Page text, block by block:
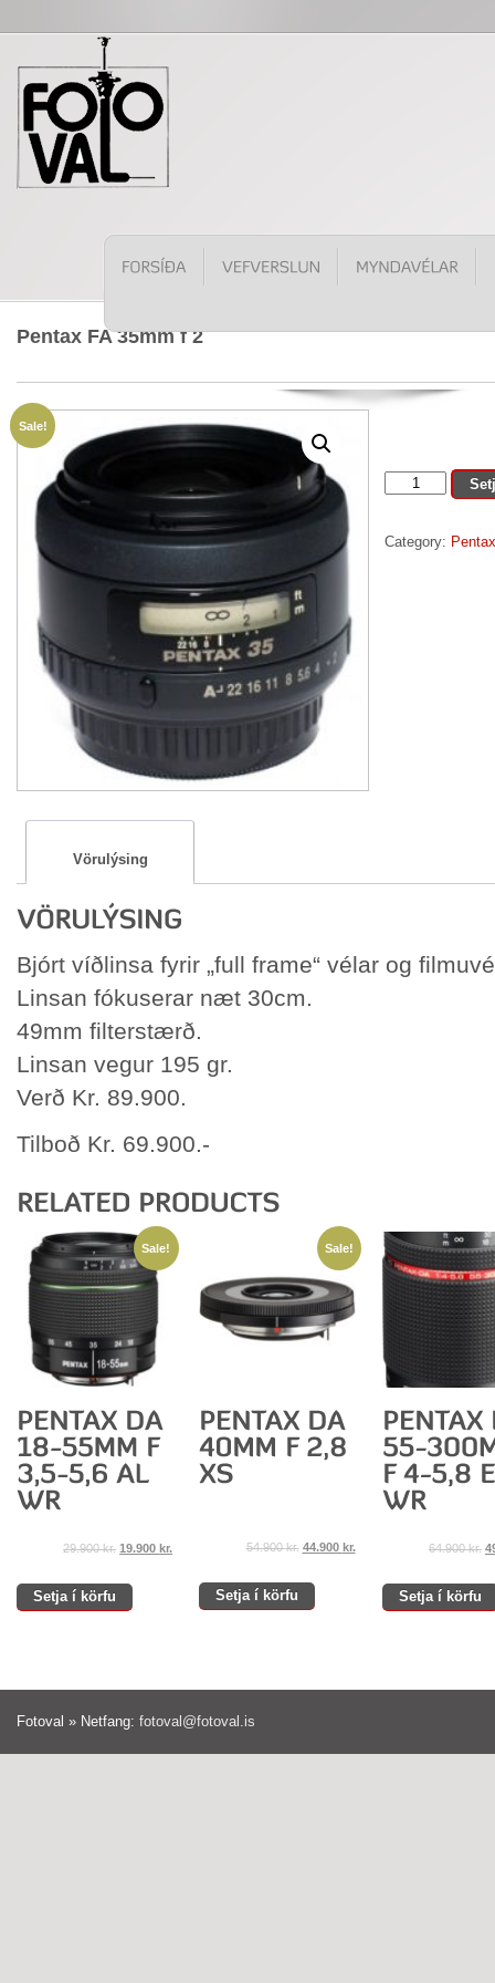
Pentax FA 35mm f 2
Sale!
Pentax
35mm
Category:
Vörulýsing
Bjórt víðlinsa fyrir „full frame“ vélar og
Linsan fókuserar næt 30cm.
49mm filterstærð.
Linsan vegur 195 gr.
Verð Kr. 89.900.
Tilboð Kr. 69.900.-
Sale!
29.900kr. 19.900 kr.
Setja í körfu
Sale!
54.900kr. 44.900 kr.
Setja í körfu
64.900kr.
Setja í körfu
Fotoval » Netfang: fotoval@fotoval.is